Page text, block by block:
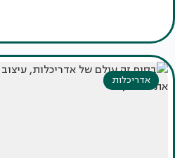
אדריכלות